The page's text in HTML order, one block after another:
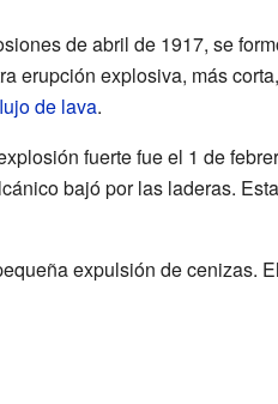
de abril de 1917, se
erupción explosiva, más
de lava.
fuerte fue el 1 de
bajó por las laderas.
expulsión de cenizas.